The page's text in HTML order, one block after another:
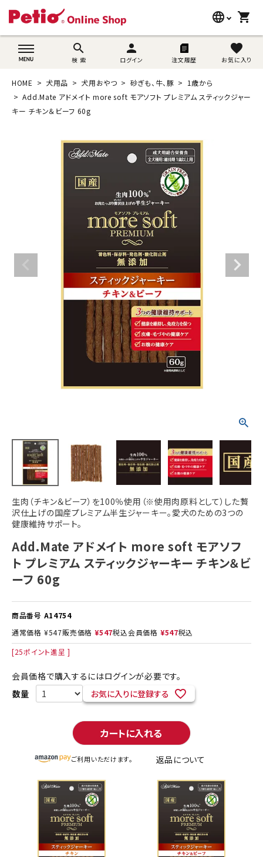
language
wovn-lang-name
shopping_cart
search
検 索
person
ログイン 注文履歴
favorite
お気に入り
search
猫用品
ブランド別に探す
目的別に探す
ACCOUNT MENU
ようこそ ゲスト 様
person 新規会員登録
HOME 犬用品 犬用おやつ 砂ぎも、牛、豚
1歳から
Add.Mate アドメイト more soft モアソフト プレミアム スティックジャー
キー チキン＆ビーフ 60g
生肉（チキン＆ビーフ）を100％使用（※使用肉原料として）した贅
沢仕上げの国産プレミアム半生ジャーキー。愛犬のための3つの
健康維持サポート。
Add.Mate アドメイト more soft モアソフ
ト プレミアム スティックジャーキー チキン＆ビ
ーフ 60g
商品番号 A14754
通常価格 ¥547販売価格 ¥547税込会員価格 ¥547税込
[25ポイント進呈 ]
会員価格で購入するにはログインが必要です。
お気に入りに登録する
カートに入れる
ご利用いただけます。 返品について